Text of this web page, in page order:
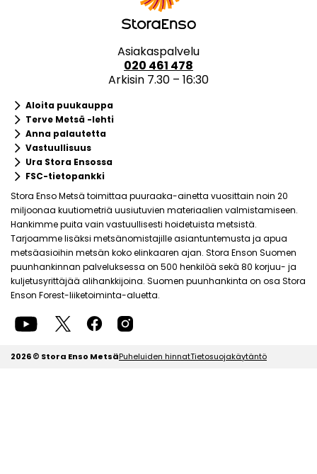
Asiakaspalvelu
020 461 478
Arkisin 7.30 – 16:30
keyboard_arrow_rightAloita puukauppa
keyboard_arrow_rightTerve Metsä -lehti
keyboard_arrow_rightAnna palautetta
keyboard_arrow_rightVastuullisuus
keyboard_arrow_rightUra Stora Ensossa
keyboard_arrow_rightFSC-tietopankki
Stora Enso Metsä toimittaa puuraaka-ainetta vuosittain noin 20
miljoonaa kuutiometriä uusiutuvien materiaalien valmistamiseen.
Hankimme puita vain vastuullisesti hoidetuista metsistä.
Tarjoamme lisäksi metsänomistajille asiantuntemusta ja apua
metsäasioihin metsän koko elinkaaren ajan. Stora Enson Suomen
puunhankinnan palveluksessa on 500 henkilöä sekä 80 korjuu- ja
kuljetusyrittäjää alihankkijoina. Suomen puunhankinta on osa Stora
Enson Forest-liiketoiminta-aluetta.
2026 © Stora Enso MetsäPuheluiden hinnatTietosuojakäytäntö